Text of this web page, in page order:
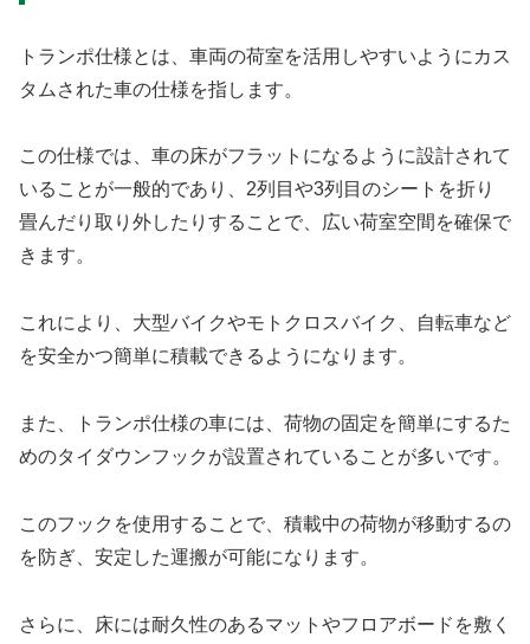
トランポ仕様とは、車両の荷室を活用しやすいようにカス
タムされた車の仕様を指します。
この仕様では、車の床がフラットになるように設計されて
いることが一般的であり、2列目や3列目のシートを折り
畳んだり取り外したりすることで、広い荷室空間を確保で
きます。
これにより、大型バイクやモトクロスバイク、自転車など
を安全かつ簡単に積載できるようになります。
また、トランポ仕様の車には、荷物の固定を簡単にするた
めのタイダウンフックが設置されていることが多いです。
このフックを使用することで、積載中の荷物が移動するの
を防ぎ、安定した運搬が可能になります。
さらに、床には耐久性のあるマットやフロアボードを敷く